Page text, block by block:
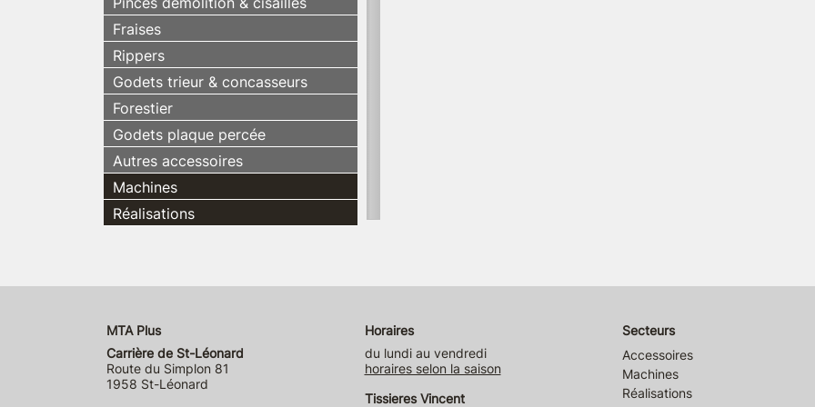
Fraises
Rippers
Godets trieur & concasseurs
Forestier
Godets plaque percée
Autres accessoires
Machines
Réalisations
MTA Plus
Carrière de St-Léonard
Route du Simplon 81
1958 St-Léonard
Horaires
du lundi au vendredi
horaires selon la saison
Tissieres Vincent
Secteurs
Accessoires
Machines
Réalisations